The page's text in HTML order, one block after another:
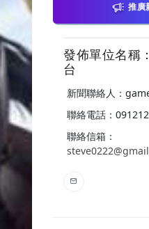
推廣
發佈單位名稱
台
新聞聯絡人：
聯絡電話：
聯絡信箱：